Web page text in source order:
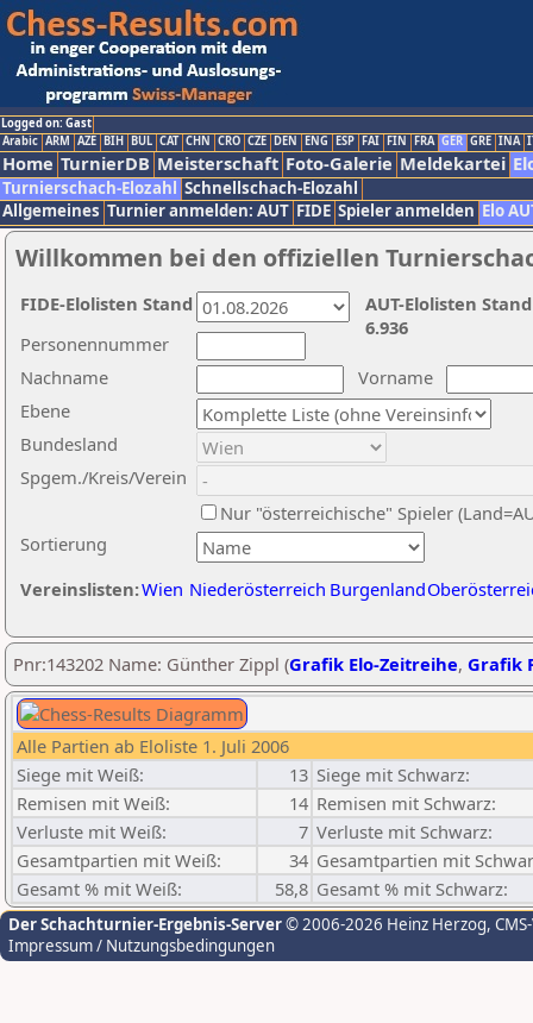
Logged on: Gast
Arabic ARM AZE BIH BUL CAT CHN CRO CZE DEN ENG ESP FAI FIN FRA GER GRE INA
Home TurnierDB Meisterschaft Foto-Galerie Meldekartei
Turnierschach-Elozahl Schnellschach-Elozahl
Allgemeines Turnier anmelden: AUT FIDE Spieler anmelden Elo
Willkommen bei den offiziellen
Nachname
Vorname
Ebene
Sortierung
Personennummer
Bundesland
Spgem./Kreis/Verein
Nur "österreichische" Spieler
Vereinslisten:Wien Niederösterreich Burgenland
AUT-Elolisten
6.936
FIDE-Elolisten Stand
Pnr:143202 Name: Günther Zippl (Grafik Elo-Zeitreihe, Grafik
Alle Partien ab Eloliste 1. Juli 2006
Siege mit Weiß:
13 Siege mit Schwarz:
Remisen mit Weiß:
14 Remisen mit Schwarz:
Verluste mit Weiß:
7 Verluste mit Schwarz:
Gesamtpartien mit Weiß:
34 Gesamtpartien mit
Gesamt % mit Weiß:
58,8 Gesamt % mit Schwarz:
Der Schachturnier-Ergebnis-Server© 2006-2026 Heinz Herzog,
Impressum / Nutzungsbedingungen